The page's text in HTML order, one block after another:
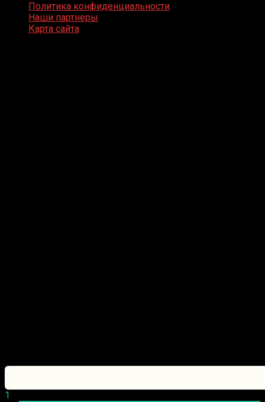
Политика конфиденциальности
Наши партнеры
Карта сайта
1